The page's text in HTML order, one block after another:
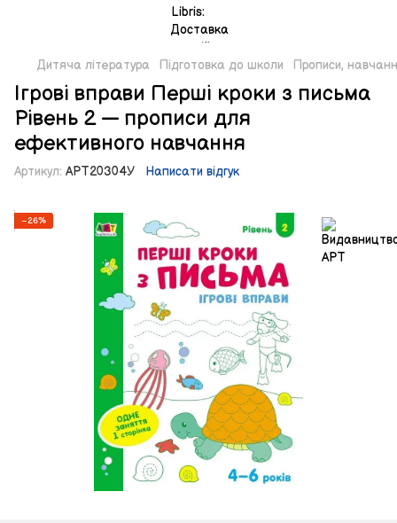
Дитяча література Підготовка до школи Прописи,
Ігрові вправи Перші кроки з письма
Рівень 2 — прописи для
ефективного навчання
Артикул: АРТ20304У Написати відгук
−26%